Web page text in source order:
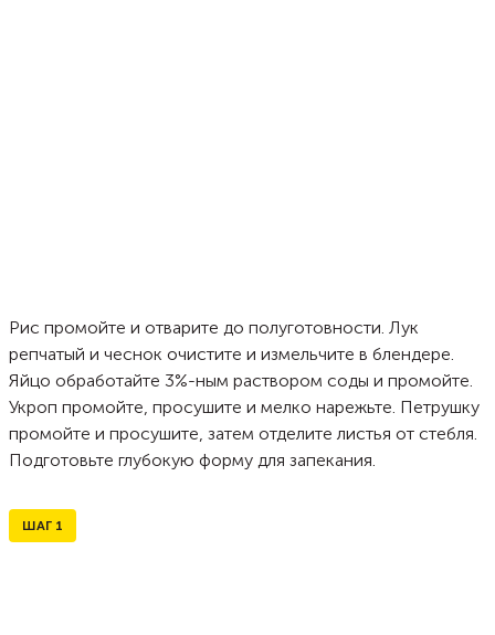
Рис промойте и отварите до полуготовности. Лук
репчатый и чеснок очистите и измельчите в блендере.
Яйцо обработайте 3%-ным раствором соды и промойте.
Укроп промойте, просушите и мелко нарежьте. Петрушку
промойте и просушите, затем отделите листья от стебля.
Подготовьте глубокую форму для запекания.
ШАГ 1